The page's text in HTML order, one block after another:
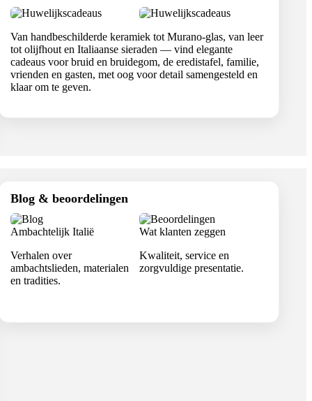
Van handbeschilderde keramiek tot Murano-glas, van leer
tot olijfhout en Italiaanse sieraden — vind elegante
cadeaus voor bruid en bruidegom, de eredistafel, familie,
vrienden en gasten, met oog voor detail samengesteld en
klaar om te geven.
Blog & beoordelingen
Ambachtelijk Italië
Verhalen over
ambachtslieden, materialen
en tradities.
Wat klanten zeggen
Kwaliteit, service en
zorgvuldige presentatie.